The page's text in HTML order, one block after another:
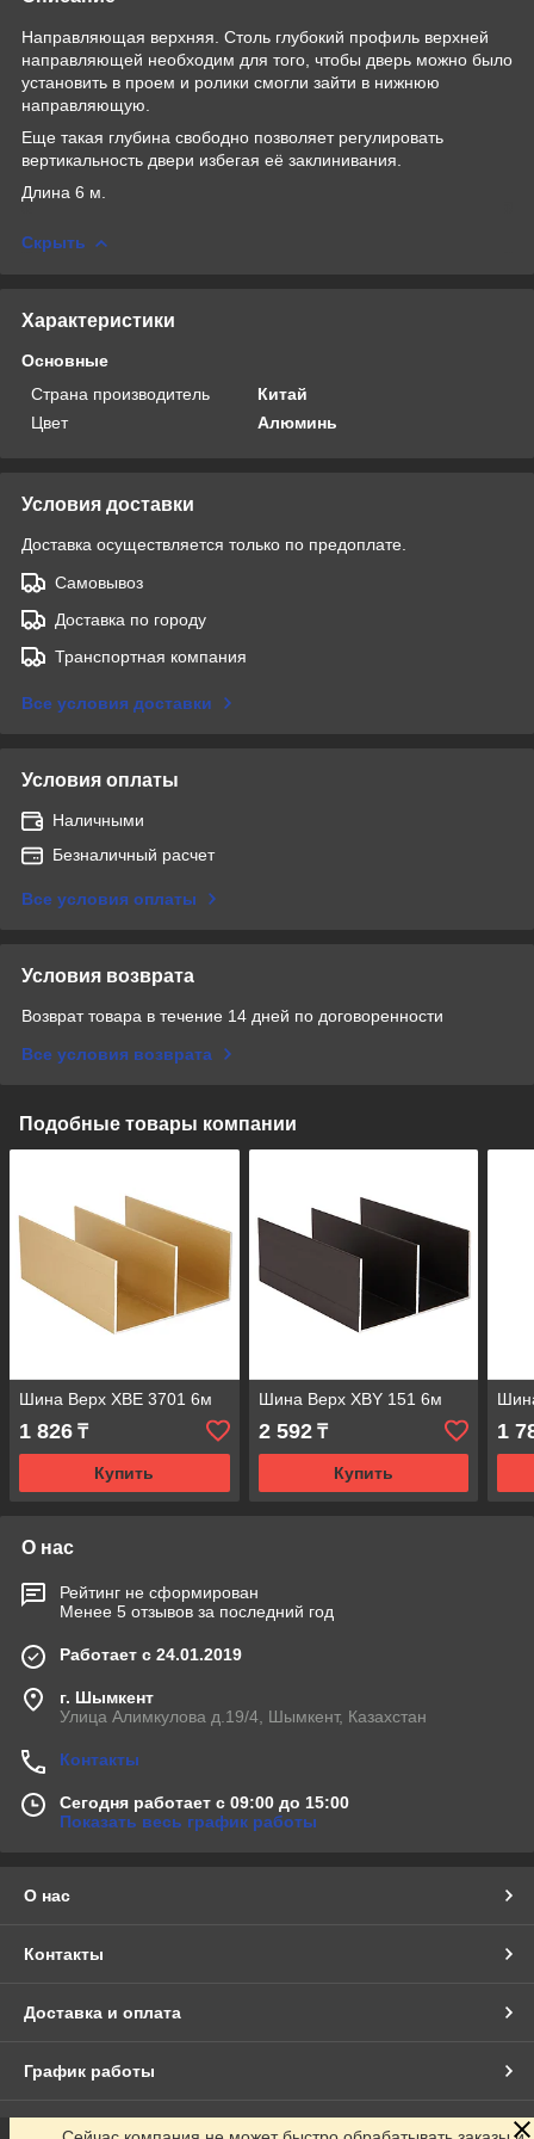
Направляющая верхняя. Столь глубокий профиль верхней
направляющей необходим для того, чтобы дверь можно было
установить в проем и ролики смогли зайти в нижнюю
направляющую.
Еще такая глубина свободно позволяет регулировать
вертикальность двери избегая её заклинивания.
Длина 6 м.
Скрыть
Характеристики
Основные
Страна производитель
Китай
Цвет
Алюминь
Условия доставки
Доставка осуществляется только по предоплате.
Самовывоз
Доставка по городу
Транспортная компания
Все условия доставки
Условия оплаты
Наличными
Безналичный расчет
Все условия оплаты
Условия возврата
Возврат товара в течение 14 дней по договоренности
Все условия возврата
Подобные товары компании
Шина Верх XBE 3701 6м
1 826 ₸
Купить
Шина Верх ХВY 151 6м
2 592₸
Купить
1
О нас
Рейтинг не сформирован
Менее 5 отзывов за последний год
Работает с 24.01.2019
г. Шымкент
Улица Алимкулова д.19/4, Шымкент, Казахстан
Контакты
Сегодня работает с 09:00 до 15:00
Показать весь график работы
О нас
Контакты
Доставка и оплата
График работы
Полная версия сайта